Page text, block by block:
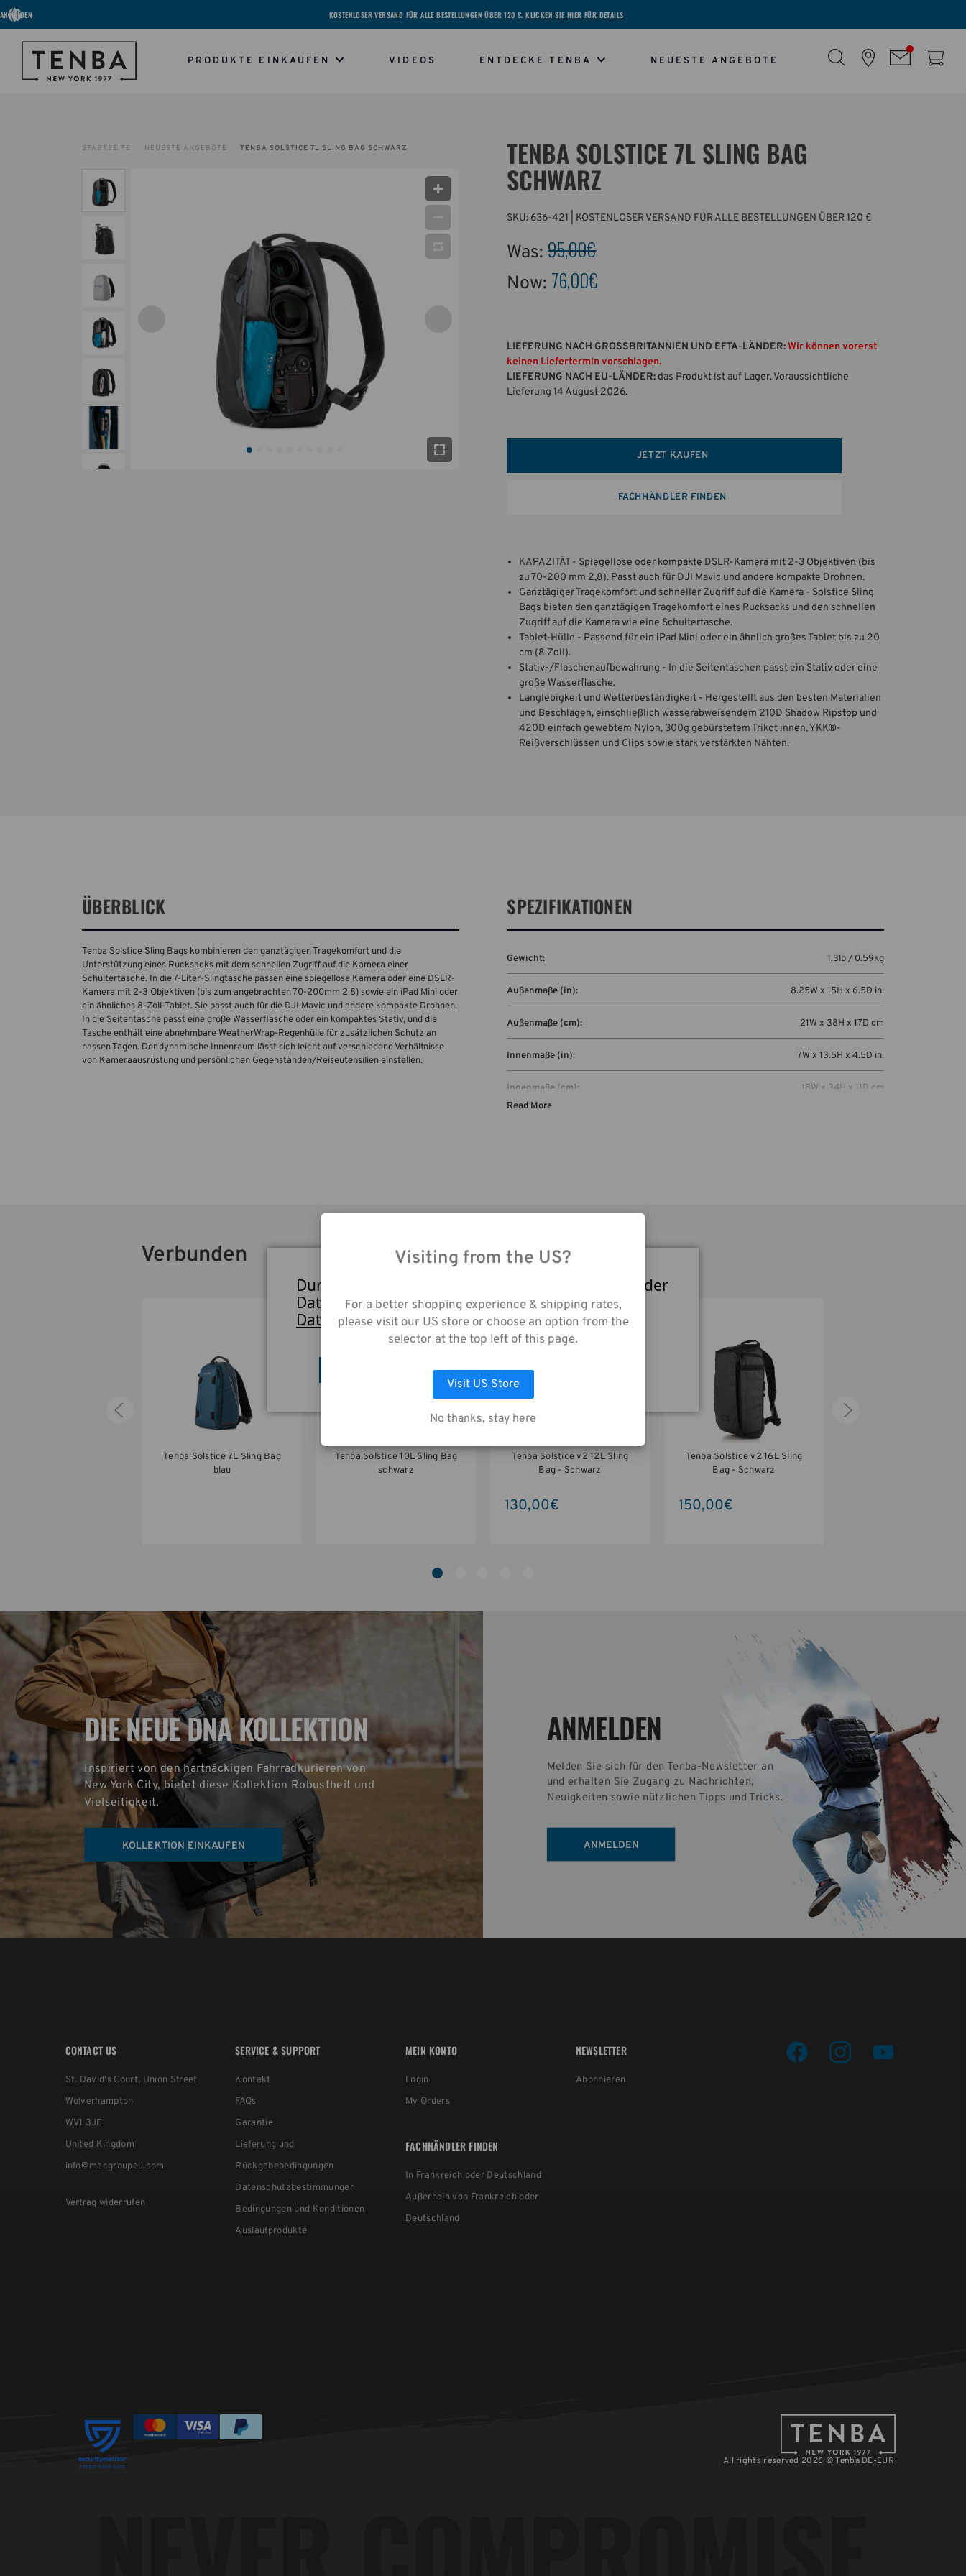
KOSTENLOSER VERSAND FÜR ALLE BESTELLUNGEN ÜBER 120 €.KLICKEN SIE HIER FÜR DETAILS
ANMELDEN
PRODUKTE EINKAUFEN VIDEOS ENTDECKE TENBA NEUESTE ANGEBOTE
TENBA SOLSTICE 7L SLING BAG
SCHWARZ
SKU: 636-421 | KOSTENLOSER VERSAND FÜR ALLE BESTELLUNGEN ÜBER 120 €
Was:95,00€
Now: 76,00€
LIEFERUNG NACH GROSSBRITANNIEN UND EFTA-LÄNDER:Wir können vorerst
keinen Liefertermin vorschlagen.
LIEFERUNG NACH EU-LÄNDER:das Produkt ist auf Lager. Voraussichtliche
Lieferung 14 August 2026.
JETZT KAUFEN
FACHHÄNDLER FINDEN
KAPAZITÄT - Spiegellose oder kompakte DSLR-Kamera mit 2-3 Objektiven (bis
zu 70-200 mm 2,8). Passt auch für DJI Mavic und andere kompakte Drohnen.
Ganztägiger Tragekomfort und schneller Zugriff auf die Kamera - Solstice Sling
Bags bieten den ganztägigen Tragekomfort eines Rucksacks und den schnellen
Zugriff auf die Kamera wie eine Schultertasche.
Tablet-Hülle - Passend für ein iPad Mini oder ein ähnlich großes Tablet bis zu 20
cm (8 Zoll).
Stativ-/Flaschenaufbewahrung - In die Seitentaschen passt ein Stativ oder eine
große Wasserflasche.
Langlebigkeit und Wetterbeständigkeit - Hergestellt aus den besten Materialien
und Beschlägen, einschließlich wasserabweisendem 210D Shadow Ripstop und
420D einfach gewebtem Nylon, 300g gebürstetem Trikot innen, YKK®-
Reißverschlüssen und Clips sowie stark verstärkten Nähten.
STARTSEITE NEUESTE ANGEBOTE TENBA SOLSTICE 7L SLING BAG SCHWARZ
ÜBERBLICK
Tenba Solstice Sling Bags kombinieren den ganztägigen Tragekomfort und die
Unterstützung eines Rucksacks mit dem schnellen Zugriff auf die Kamera einer
Schultertasche. In die 7-Liter-Slingtasche passen eine spiegellose Kamera oder eine DSLR-
Kamera mit 2-3 Objektiven (bis zum angebrachten 70-200mm 2.8) sowie ein iPad Mini oder
ein ähnliches 8-Zoll-Tablet. Sie passt auch für die DJI Mavic und andere kompakte Drohnen.
In die Seitentasche passt eine große Wasserflasche oder ein kompaktes Stativ, und die
Tasche enthält eine abnehmbare WeatherWrap-Regenhülle für zusätzlichen Schutz an
nassen Tagen. Der dynamische Innenraum lässt sich leicht auf verschiedene Verhältnisse
von Kameraausrüstung und persönlichen Gegenständen/Reiseutensilien einstellen.
SPEZIFIKATIONEN
Gewicht: 1.3lb / 0.59kg
Außenmaße (in): 8.25W x 15H x 6.5D in.
Außenmaße (cm): 21W x 38H x 17D cm
Innenmaße (in): 7W x 13.5H x 4.5D in.
Innenmaße (cm): 18W x 34H x 11D cm
Read More
Verbunden
Tenba Solstice 7L Sling Bag
blau
Tenba Solstice 10L Sling Bag
schwarz
Tenba Solstice v2 12L Sling
Bag - Schwarz
130,00€
Tenba Solstice v2 16L Sling
Bag - Schwarz
150,00€
DIE NEUE DNA KOLLEKTION
Inspiriert von den hartnäckigen Fahrradkurieren von
New York City, bietet diese Kollektion Robustheit und
Vielseitigkeit.
KOLLEKTION EINKAUFEN
ANMELDEN
Melden Sie sich für den Tenba-Newsletter an
und erhalten Sie Zugang zu Nachrichten,
Neuigkeiten sowie nützlichen Tipps und Tricks.
ANMELDEN
CONTACT US
St. David's Court, Union Street
Wolverhampton
WV1 3JE
United Kingdom
info@macgroupeu.com
Vertrag widerrufen
SERVICE & SUPPORT
Kontakt
FAQs
Garantie
Lieferung und
Rückgabebedingungen
Datenschutzbestimmungen
Bedingungen und Konditionen
Auslaufprodukte
MEIN KONTO
Login
My Orders
FACHHÄNDLER FINDEN
In Frankreich oder Deutschland
Außerhalb von Frankreich oder
Deutschland
NEWSLETTER
Abonnieren
All rights reserved 2026 © Tenba DE-EUR
Durch die Nutzung unserer Website stimmen Sie der
Datenerfassung gemäß unserer
Datenschutzrichtlinie zu.
AUSWAHL ANPASSEN ALLE COOKIES AKZEPTIEREN
Visiting from the US?
For a better shopping experience & shipping rates,
please visit our US store or choose an option from the
selector at the top left of this page.
Visit US Store
No thanks, stay here